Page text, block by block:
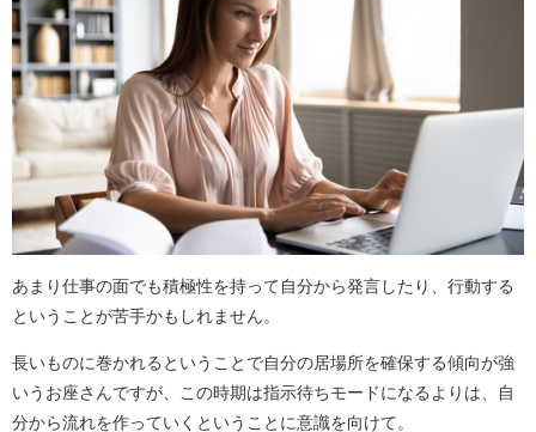
あまり仕事の面でも積極性を持って自分から発言したり、行動する
ということが苦手かもしれません。
長いものに巻かれるということで自分の居場所を確保する傾向が強
いうお座さんですが、この時期は指示待ちモードになるよりは、自
分から流れを作っていくということに意識を向けて。